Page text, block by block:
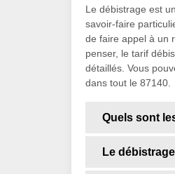
Le débistrage est
savoir-faire
de faire appel à un
penser, le tarif
détaillés. Vous
dans tout le 87140.
Quels sont
Le